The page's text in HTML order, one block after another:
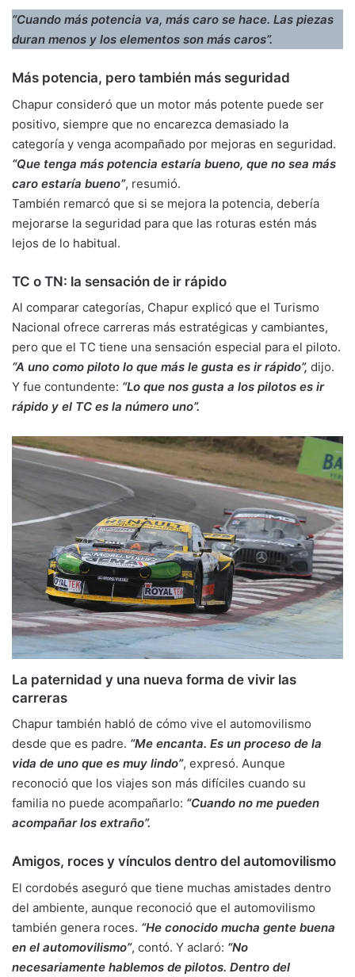
“Cuando más potencia va, más caro se hace. Las piezas
duran menos y los elementos son más caros”.
Más potencia, pero también más seguridad
Chapur consideró que un motor más potente puede ser
positivo, siempre que no encarezca demasiado la
categoría y venga acompañado por mejoras en seguridad.
“Que tenga más potencia estaría bueno, que no sea más
caro estaría bueno”, resumió.
También remarcó que si se mejora la potencia, debería
mejorarse la seguridad para que las roturas estén más
lejos de lo habitual.
TC o TN: la sensación de ir rápido
Al comparar categorías, Chapur explicó que el Turismo
Nacional ofrece carreras más estratégicas y cambiantes,
pero que el TC tiene una sensación especial para el piloto.
“A uno como piloto lo que más le gusta es ir rápido”, dijo.
Y fue contundente: “Lo que nos gusta a los pilotos es ir
rápido y el TC es la número uno”.
La paternidad y una nueva forma de vivir las
carreras
Chapur también habló de cómo vive el automovilismo
desde que es padre. “Me encanta. Es un proceso de la
vida de uno que es muy lindo”, expresó. Aunque
reconoció que los viajes son más difíciles cuando su
familia no puede acompañarlo: “Cuando no me pueden
acompañar los extraño”.
Amigos, roces y vínculos dentro del automovilismo
El cordobés aseguró que tiene muchas amistades dentro
del ambiente, aunque reconoció que el automovilismo
también genera roces. “He conocido mucha gente buena
en el automovilismo”, contó. Y aclaró: “No
necesariamente hablemos de pilotos. Dentro del